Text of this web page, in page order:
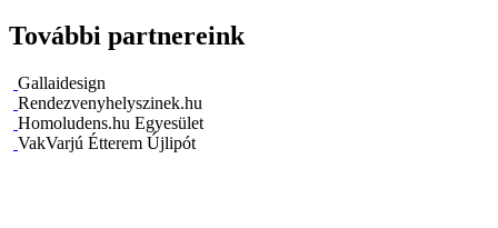
További partnereink
Gallaidesign
Rendezvenyhelyszinek.hu
Homoludens.hu Egyesület
VakVarjú Étterem Újlipót